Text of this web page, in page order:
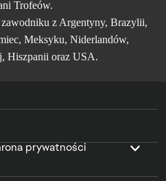
Trofeów.
z Argentyny, Brazylii,
Meksyku, Niderlandów,
Hiszpanii oraz USA.
prywatności